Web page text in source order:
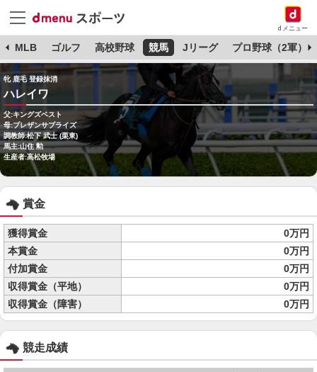
dメニュー
MLB ゴルフ 高校野球 競馬 Jリーグ プロ野球（2軍）
牝 鹿毛 登録抹消
ハレイワ
父:キングズベスト
母:プレザンサプライズ
調教師:松下 武士 (栗東)
馬主:山住 勲
生産者:高松牧場
賞金
獲得賞金
0万円
本賞金
0万円
付加賞金
0万円
収得賞金（平地）
0万円
収得賞金（障害）
0万円
競走成績